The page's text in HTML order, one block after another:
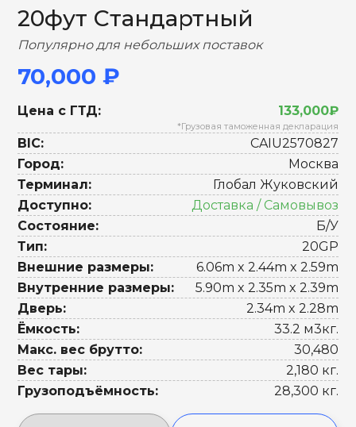
20фут Стандартный
Популярно для небольших поставок
70,000 ₽
Цена с ГТД: 133,000₽
*Грузовая таможенная декларация
BIC:
CAIU2570827
Город:
Москва
Терминал:
Глобал Жуковский
Доступно:
Доставка / Самовывоз
Состояние:
Б/У
Тип:
20GP
Внешние размеры:
6.06m x 2.44m x 2.59m
Внутренние размеры:
5.90m x 2.35m x 2.39m
Дверь:
2.34m x 2.28m
Ёмкость:
33.2 м3кг.
Макс. вес брутто:
30,480
Вес тары:
2,180 кг.
Грузоподъёмность:
28,300 кг.